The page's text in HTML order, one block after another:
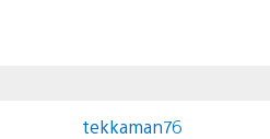
tekkaman76